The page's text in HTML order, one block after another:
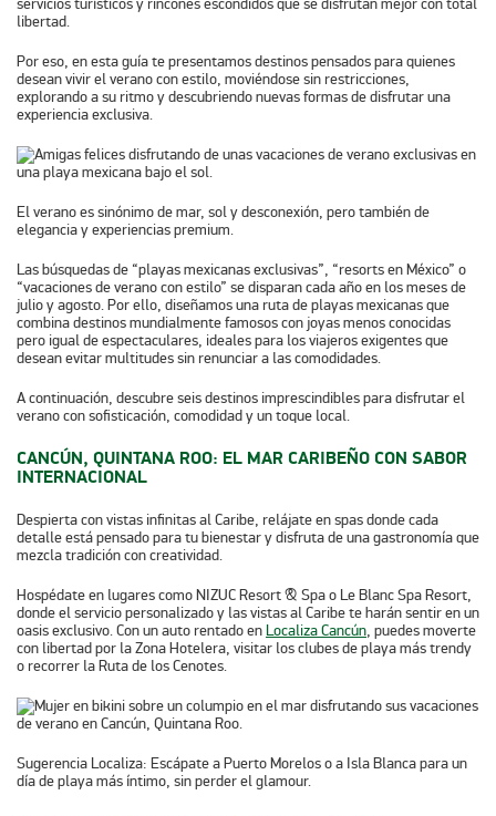
servicios turísticos y rincones escondidos que se disfrutan mejor con total
libertad.
Por eso, en esta guía te presentamos destinos pensados para quienes
desean vivir el verano con estilo, moviéndose sin restricciones,
explorando a su ritmo y descubriendo nuevas formas de disfrutar una
experiencia exclusiva.
El verano es sinónimo de mar, sol y desconexión, pero también de
elegancia y experiencias premium.
Las búsquedas de “playas mexicanas exclusivas”, “resorts en México” o
“vacaciones de verano con estilo” se disparan cada año en los meses de
julio y agosto. Por ello, diseñamos una ruta de playas mexicanas que
combina destinos mundialmente famosos con joyas menos conocidas
pero igual de espectaculares, ideales para los viajeros exigentes que
desean evitar multitudes sin renunciar a las comodidades.
A continuación, descubre seis destinos imprescindibles para disfrutar el
verano con sofisticación, comodidad y un toque local.
CANCÚN, QUINTANA ROO: EL MAR CARIBEÑO CON SABOR
INTERNACIONAL
Despierta con vistas infinitas al Caribe, relájate en spas donde cada
detalle está pensado para tu bienestar y disfruta de una gastronomía que
mezcla tradición con creatividad.
Hospédate en lugares como NIZUC Resort & Spa o Le Blanc Spa Resort,
donde el servicio personalizado y las vistas al Caribe te harán sentir en un
oasis exclusivo. Con un auto rentado en Localiza Cancún, puedes moverte
con libertad por la Zona Hotelera, visitar los clubes de playa más trendy
o recorrer la Ruta de los Cenotes.
Sugerencia Localiza: Escápate a Puerto Morelos o a Isla Blanca para un
día de playa más íntimo, sin perder el glamour.